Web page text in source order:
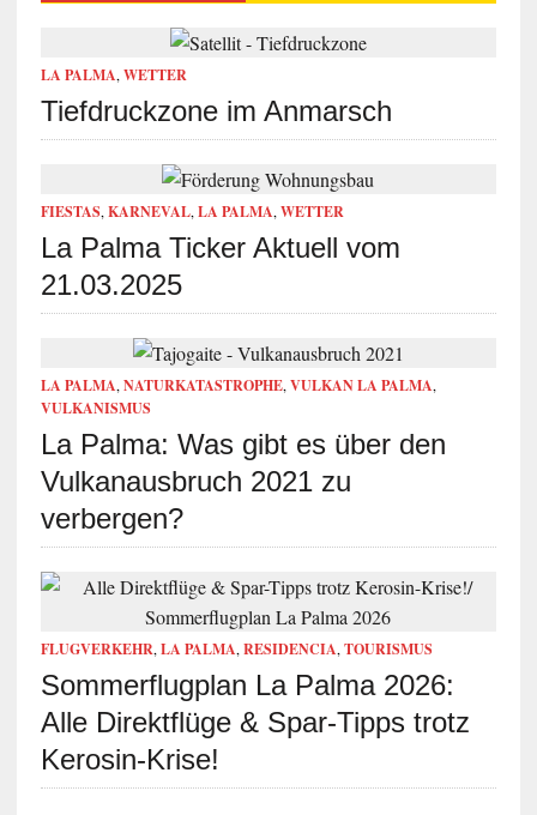
LA PALMA,WETTER
Tiefdruckzone im Anmarsch
FIESTAS,KARNEVAL,LA PALMA,WETTER
La Palma Ticker Aktuell vom
21.03.2025
LA PALMA,NATURKATASTROPHE,VULKAN LA PALMA,
VULKANISMUS
La Palma: Was gibt es über den
Vulkanausbruch 2021 zu
verbergen?
FLUGVERKEHR,LA PALMA,RESIDENCIA,TOURISMUS
Sommerflugplan La Palma 2026:
Alle Direktflüge & Spar-Tipps trotz
Kerosin-Krise!